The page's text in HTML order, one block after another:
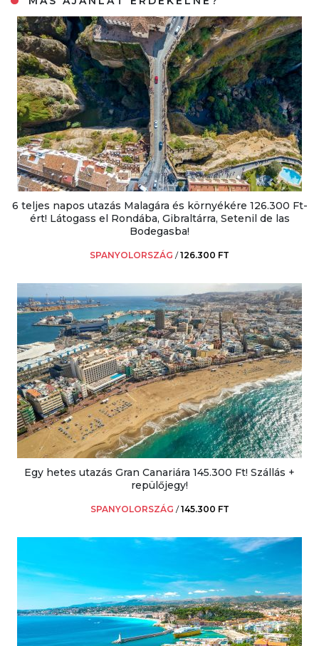
6 teljes napos utazás Malagára és környékére 126.300 Ft-
ért! Látogass el Rondába, Gibraltárra, Setenil de las
Bodegasba!
SPANYOLORSZÁG /126.300 FT
Egy hetes utazás Gran Canariára 145.300 Ft! Szállás +
repülőjegy!
SPANYOLORSZÁG /145.300 FT